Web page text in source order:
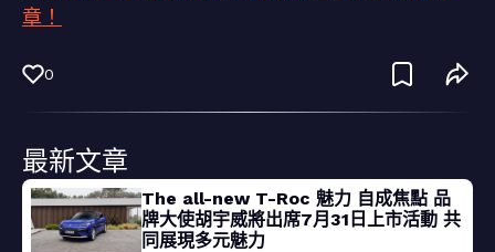
章！
0
最新文章
The all-new T-Roc 魅力 自成焦點 品
牌大使胡宇威將出席7月31日上市活動 共
同展現多元魅力